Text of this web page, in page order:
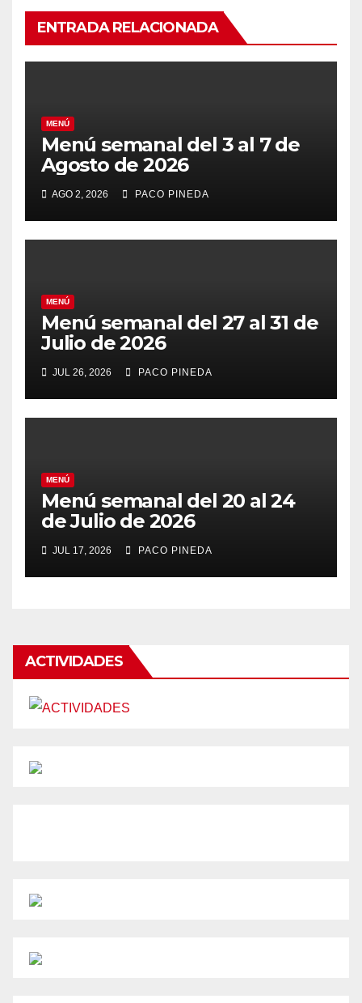
ENTRADA RELACIONADA
MENÚ
Menú semanal del 3 al 7 de
Agosto de 2026
AGO 2, 2026 PACO PINEDA
MENÚ
Menú semanal del 27 al 31 de
Julio de 2026
JUL 26, 2026 PACO PINEDA
MENÚ
Menú semanal del 20 al 24
de Julio de 2026
JUL 17, 2026 PACO PINEDA
ACTIVIDADES